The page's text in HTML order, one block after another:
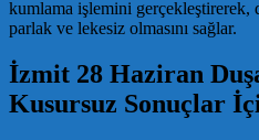
kumlama işlemini gerçekleştirerek,
parlak ve lekesiz olmasını sağlar.
İzmit 28 Haziran
Kusursuz Sonuçlar